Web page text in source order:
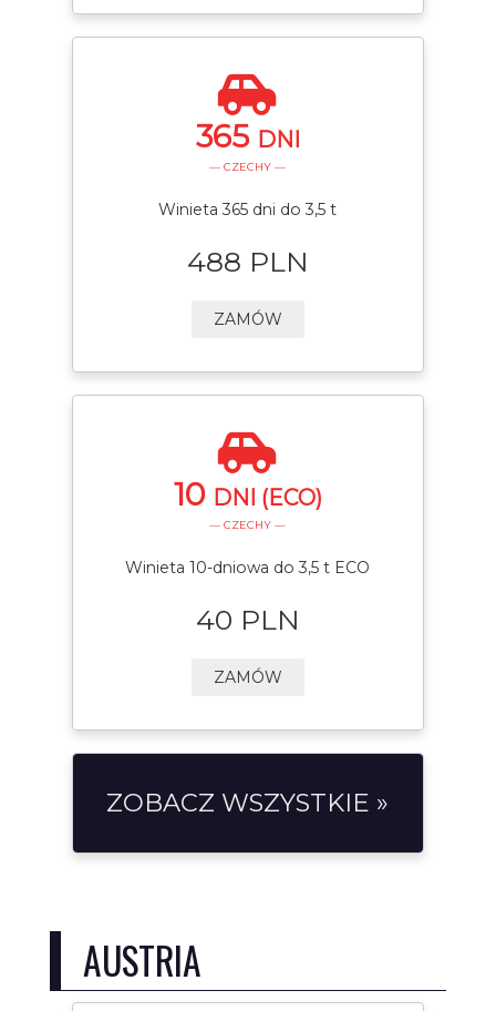
365 DNI
— CZECHY —
Winieta 365 dni do 3,5 t
488 PLN
ZAMÓW
10 DNI (ECO)
— CZECHY —
Winieta 10-dniowa do 3,5 t ECO
40 PLN
ZAMÓW
ZOBACZ WSZYSTKIE »
AUSTRIA